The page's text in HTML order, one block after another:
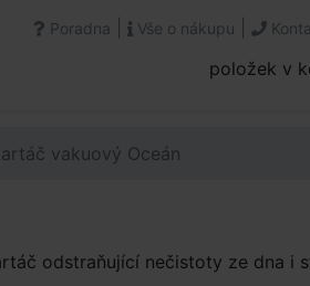
Poradna Vše o nákupu
položek v
vakuový Oceán
odstraňující nečistoty ze dna i